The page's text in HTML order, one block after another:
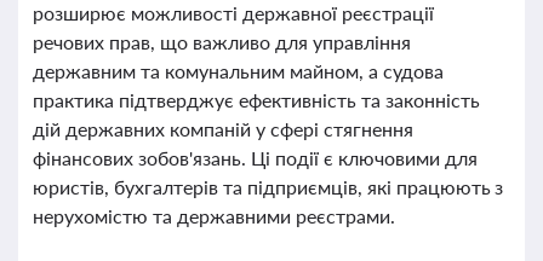
розширює можливості державної реєстрації
речових прав, що важливо для управління
державним та комунальним майном, а судова
практика підтверджує ефективність та законність
дій державних компаній у сфері стягнення
фінансових зобов'язань. Ці події є ключовими для
юристів, бухгалтерів та підприємців, які працюють з
нерухомістю та державними реєстрами.